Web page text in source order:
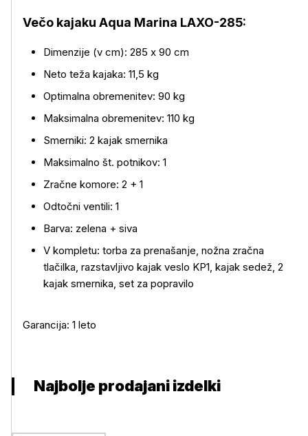
Več o izdelku
Večo kajaku Aqua Marina LAXO-285:
Dimenzije (v cm): 285 x 90 cm
Neto teža kajaka: 11,5 kg
Optimalna obremenitev: 90 kg
Maksimalna obremenitev: 110 kg
Smerniki: 2 kajak smernika
Maksimalno št. potnikov: 1
Zračne komore: 2 + 1
Odtočni ventili: 1
Barva: zelena + siva
V kompletu: torba za prenašanje, nožna zračna
tlačilka, razstavljivo kajak veslo KP1, kajak sedež, 2
kajak smernika, set za popravilo
Garancija: 1 leto
Najbolje prodajani izdelki